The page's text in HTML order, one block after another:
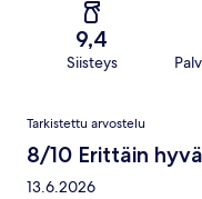
9,4
Siisteys
Arvostelut
Tarkistettu arvostelu
8/10 Erittäin hyvä
13.6.2026